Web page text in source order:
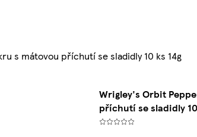
s mátovou příchutí se sladidly 10 ks 14g
Wrigley's Orbit
příchutí se sladidly